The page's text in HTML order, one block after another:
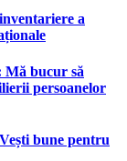
a
Mă bucur să
persoanelor
bune pentru